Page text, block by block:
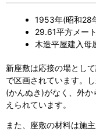
1953年(昭和28
29.61平方メー
木造平屋建入母
新座敷は応接の場とし
で区画されています。
(かんぬき)がなく、外
えられています。
また、座敷の材料は施